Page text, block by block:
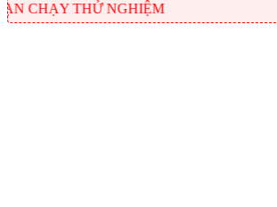
THỬ NGHIỆM